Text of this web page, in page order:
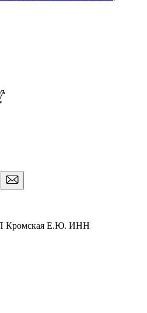
Кромская Е.Ю. ИНН